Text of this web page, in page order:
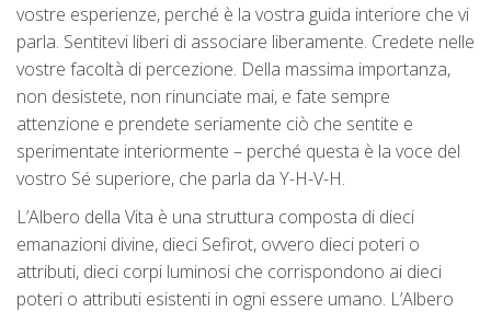
vostre esperienze, perché è la vostra guida interiore che vi
parla. Sentitevi liberi di associare liberamente. Credete nelle
vostre facoltà di percezione. Della massima importanza,
non desistete, non rinunciate mai, e fate sempre
attenzione e prendete seriamente ciò che sentite e
sperimentate interiormente – perché questa è la voce del
vostro Sé superiore, che parla da Y-H-V-H.
L’Albero della Vita è una struttura composta di dieci
emanazioni divine, dieci Sefirot, ovvero dieci poteri o
attributi, dieci corpi luminosi che corrispondono ai dieci
poteri o attributi esistenti in ogni essere umano. L’Albero